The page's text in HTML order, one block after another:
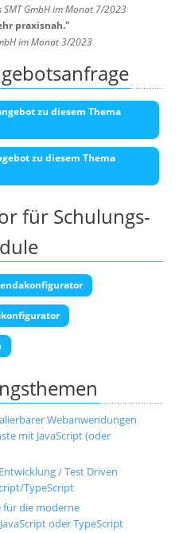
SMT GmbH im Monat 7/2023
praxisnah."
im Monat 3/2023
zu diesem Thema
zu diesem Thema
für Schulungs-
Webanwendungen
mit JavaScript (oder
/ Test Driven
TypeScript
für die moderne
oder TypeScript